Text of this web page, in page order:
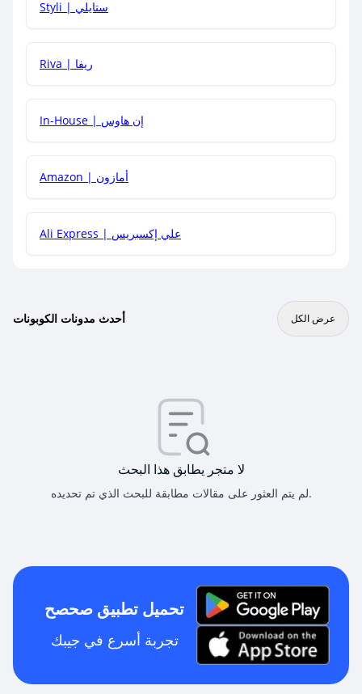
هل يمكنني جمع كود خصم مع العروض الأخرى؟
Styli | ستايلي
Riva | ريفا
In-House | إن هاوس
Amazon | أمازون
Ali Express | علي إكسبريس
أحدث مدونات الكوبونات عرض الكل
لا متجر يطابق هذا البحث
لم يتم العثور على مقالات مطابقة للبحث الذي تم تحديده.
تحميل تطبيق صحصح
تجربة أسرع في جيبك